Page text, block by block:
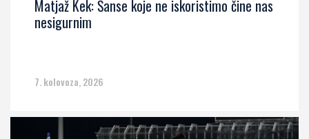
Matjaž Kek: Šanse koje ne iskoristimo čine nas
nesigurnim
7. kolovoza, 2026